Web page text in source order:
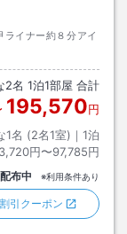
イナー約８分アイ
2名 1泊1部屋 合計
195,570円
1名 (2名1室)｜ 1泊
3,720円〜97,785円
布中 ※利用条件あり
引クーポン